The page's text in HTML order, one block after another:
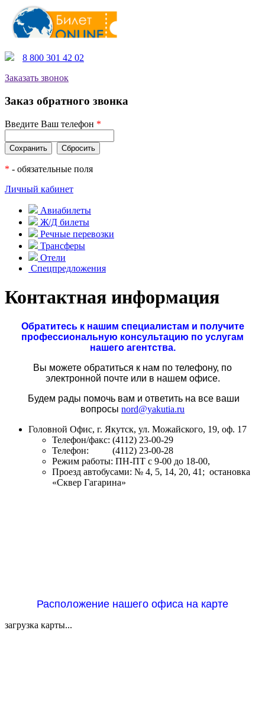
8 800 301 42 02
Заказать звонок
Заказ обратного звонка
Введите Ваш телефон *
* - обязательные поля
Личный кабинет
Авиабилеты
Ж/Д билеты
Речные перевозки
Трансферы
Отели
Спецпредложения
Контактная информация
Обратитесь к нашим специалистам и получите
профессиональную консультацию по услугам
нашего агентства.
Вы можете обратиться к нам по телефону, по
электронной почте или в нашем офисе.
Будем рады помочь вам и ответить на все ваши
вопросы nord@yakutia.ru
Головной Офис, г. Якутск, ул. Можайского, 19, оф. 17
Телефон/факс: (4112) 23-00-29
Телефон: (4112) 23-00-28
Режим работы: ПН-ПТ с 9-00 до 18-00,
Проезд автобусами: № 4, 5, 14, 20, 41; остановка
«Сквер Гагарина»
Расположение нашего офиса на карте
загрузка карты...